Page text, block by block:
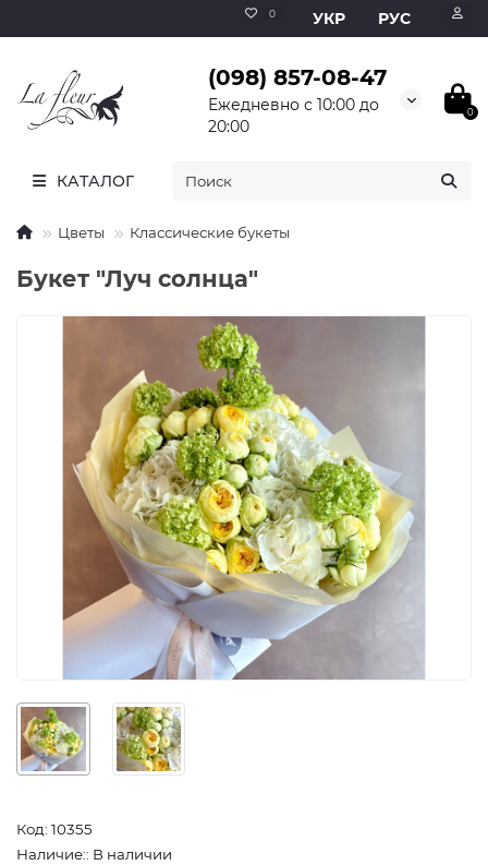
0 УКР РУС
(098) 857-08-47
Ежедневно с 10:00 до
20:00
0
КАТАЛОГ
Цветы Классические букеты
Букет "Луч солнца"
Код: 10355
Наличие:: В наличии